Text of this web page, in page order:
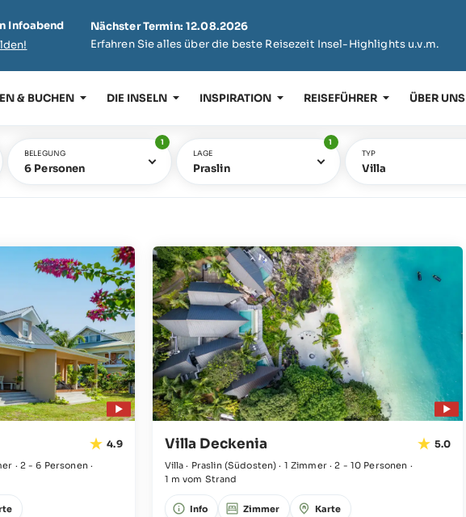
Infoabend
Nächster Termin: 12.08.2026
Erfahren Sie alles über die beste Reisezeit Insel-Highlights u.v.m.
& BUCHEN DIE INSELN INSPIRATION REISEFÜHRER ÜBER UNS
BELEGUNG
6 Personen
1
LAGE
Praslin
1
TYP
Villa
4.9
· 2 - 6 Personen·
Villa Deckenia 5.0
Villa · Praslin (Südosten) · 1 Zimmer·2 - 10 Personen ·
1 m vom Strand
Info Zimmer Karte